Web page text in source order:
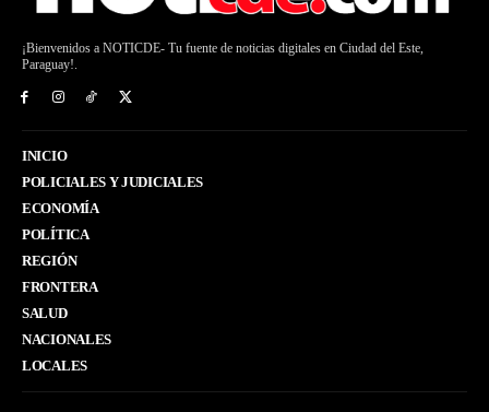
¡Bienvenidos a NOTICDE- Tu fuente de noticias digitales en Ciudad del Este,
Paraguay!.
INICIO
POLICIALES Y JUDICIALES
ECONOMÍA
POLÍTICA
REGIÓN
FRONTERA
SALUD
NACIONALES
LOCALES